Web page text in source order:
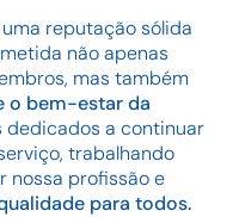
reputação sólida
não apenas
mas também
o bem-estar da
dedicados a continuar
trabalhando
nossa profissão e
para todos.